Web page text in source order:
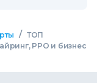
/ ТОП
РРО и бизнес